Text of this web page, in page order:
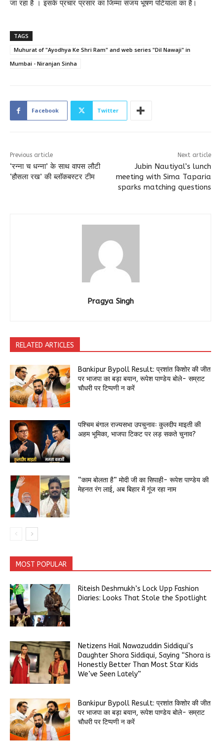
जा रहा है । इसके प्रचार प्रसार का जिम्मा संजय भूषण पटियाला का है।
TAGS
Muhurat of "Ayodhya Ke Shri Ram" and web series "Dil Nawaji" in
Mumbai - Niranjan Sinha
Facebook Twitter
Previous article
‘रन्ना च धन्ना’ के साथ वापस लौटी
‘हौसला रख’ की ब्लॉकबस्टर टीम
Next article
Jubin Nautiyal’s lunch
meeting with Sima Taparia
sparks matching questions
Pragya Singh
RELATED ARTICLES
Bankipur Bypoll Result: प्रशांत किशोर की जीत
पर भाजपा का बड़ा बयान, रूपेश पाण्डेय बोले- सम्राट
चौधरी पर टिप्पणी न करें
पश्चिम बंगाल राज्यसभा उपचुनावः कुलदीप माइती की
अहम भूमिका, भाजपा टिकट पर लड़ सकते चुनाव?
“काम बोलता है” मोदी जी का सिपाही- रूपेश पाण्डेय की
मेहनत रंग लाई, अब बिहार में गूंज रहा नाम
MOST POPULAR
Riteish Deshmukh’s Lock Upp Fashion
Diaries: Looks That Stole the Spotlight
Netizens Hail Nawazuddin Siddiqui’s
Daughter Shora Siddiqui, Saying “Shora is
Honestly Better Than Most Star Kids
We’ve Seen Lately”
Bankipur Bypoll Result: प्रशांत किशोर की जीत
पर भाजपा का बड़ा बयान, रूपेश पाण्डेय बोले- सम्राट
चौधरी पर टिप्पणी न करें